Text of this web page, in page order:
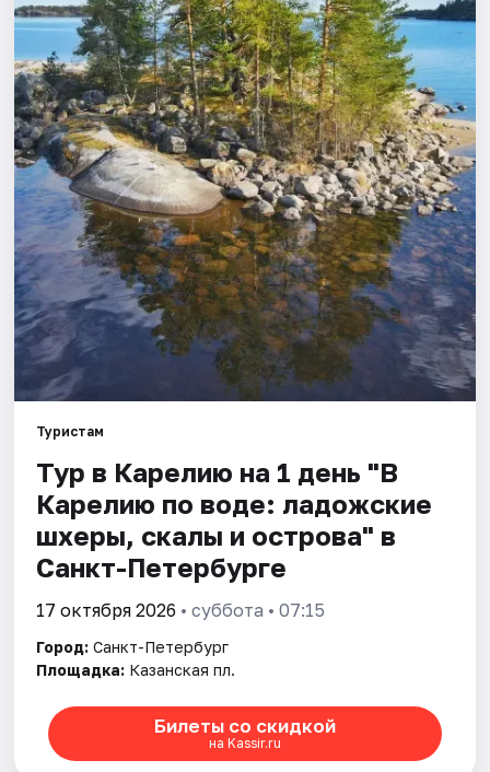
Города
Площадки
Артисты
Рейтинги
Туристам
Тур в Карелию на 1 день "В
Карелию по воде: ладожские
шхеры, скалы и острова" в
Санкт-Петербурге
17 октября 2026 • суббота • 07:15
Город: Санкт-Петербург
Площадка: Казанская пл.
Билеты со скидкой
на Kassir.ru